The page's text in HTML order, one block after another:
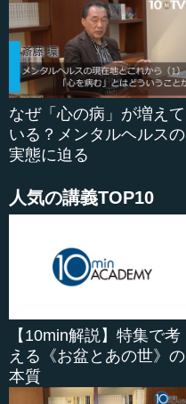
―― 変わり者は、「あいつ
ころで、日の目を見ない
ント型の人が（上に）上
いなくなる可能性もある
「面倒くささ」は、どのよ
すか。
例えばエンタテインメント
る人は、社員ではないケー
なぜ「心の病」が増えて
いる？メンタルヘルスの
実態に迫る
人気の講義TOP10
【10min解説】特集で考
える《お盆とあの世》の
本質